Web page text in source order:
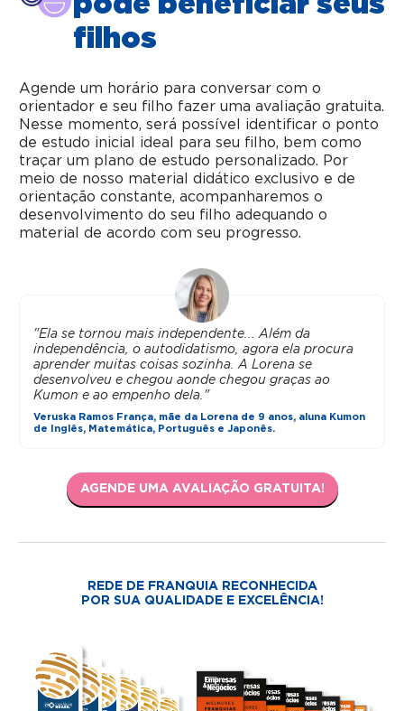
filhos
Agende um horário para conversar com o
orientador e seu filho fazer uma avaliação gratuita.
Nesse momento, será possível identificar o ponto
de estudo inicial ideal para seu filho, bem como
traçar um plano de estudo personalizado. Por
meio de nosso material didático exclusivo e de
orientação constante, acompanharemos o
desenvolvimento do seu filho adequando o
material de acordo com seu progresso.
"Ela se tornou mais independente... Além da
independência, o autodidatismo, agora ela procura
aprender muitas coisas sozinha. A Lorena se
desenvolveu e chegou aonde chegou graças ao
Kumon e ao empenho dela."
Veruska Ramos França, mãe da Lorena de 9 anos, aluna Kumon
de Inglês, Matemática, Português e Japonês.
AGENDE UMA AVALIAÇÃO GRATUITA!
REDE DE FRANQUIA RECONHECIDA
POR SUA QUALIDADE E EXCELÊNCIA!